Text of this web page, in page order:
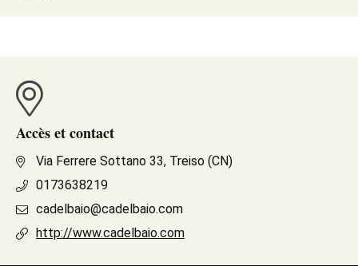
Accès et contact
Via Ferrere Sottano 33, Treiso (CN)
0173638219
cadelbaio@cadelbaio.com
http://www.cadelbaio.com